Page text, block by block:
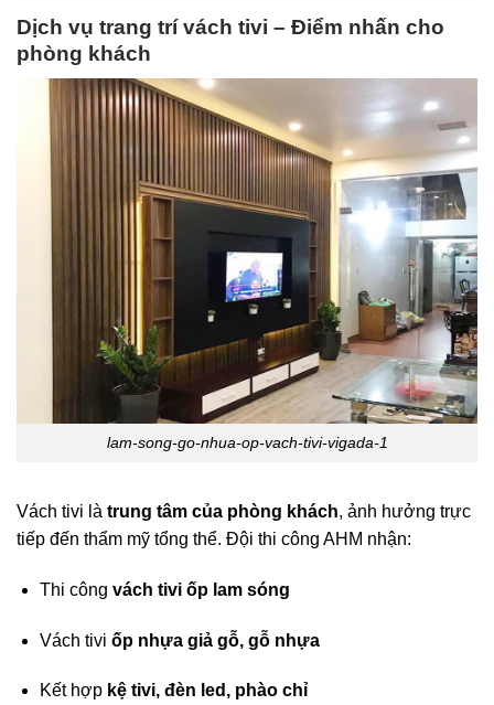
Dịch vụ trang trí vách tivi – Điểm nhấn cho
phòng khách
lam-song-go-nhua-op-vach-tivi-vigada-1
Vách tivi là trung tâm của phòng khách, ảnh hưởng trực
tiếp đến thẩm mỹ tổng thể. Đội thi công AHM nhận:
Thi công vách tivi ốp lam sóng
Vách tivi ốp nhựa giả gỗ, gỗ nhựa
Kết hợp kệ tivi, đèn led, phào chỉ